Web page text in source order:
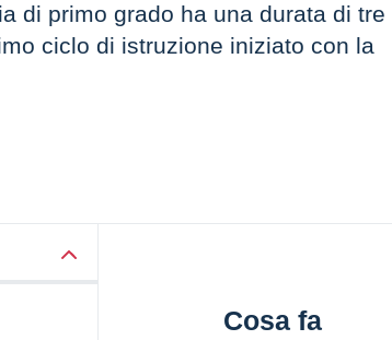
di primo grado ha una durata di tre
ciclo di istruzione iniziato con la
Cosa fa